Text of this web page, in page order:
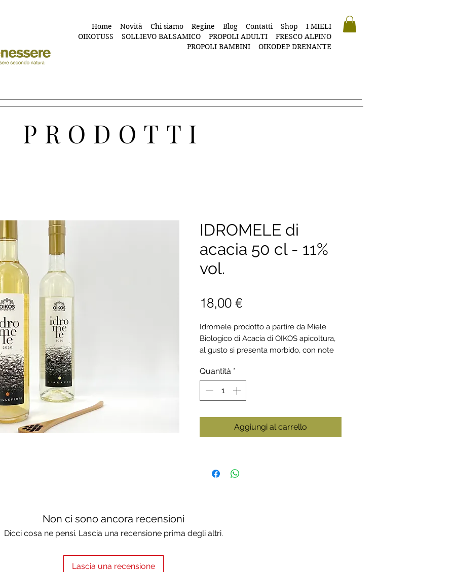
Home Novità Chi siamo Regine Blog Contatti Shop
I MIELI
OIKOTUSS
SOLLIEVO BALSAMICO PROPOLI ADULTI
FRESCO ALPINO
PROPOLI BAMBINI
OIKODEP DRENANTE
PRODOTTI
IDROMELE di
acacia 50 cl - 11%
vol.
18,00 €Prezzo
Idromele prodotto a partire da Miele
Biologico di Acacia di OIKOS apicoltura,
al gusto si presenta morbido, con note
ben si abbina a pasticceria fresca e dolci
a cucchiaio. La temperatura di servizio è
compresa tra 8 e 10 gradi. Un eventuale
Quantità *
Aggiungi al carrello
Non ci sono ancora recensioni
Dicci cosa ne pensi. Lascia una recensione prima degli altri.
Lascia una recensione